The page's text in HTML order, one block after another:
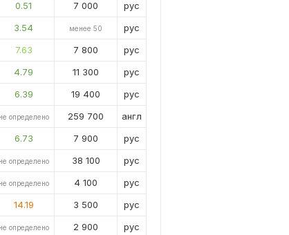
0.51 7 000
рус
3.54 менее 50
рус
7.63 7 800
рус
4.79 11 300
рус
6.39 19 400
рус
не определено 259 700
англ
6.73 7 900
рус
не определено 38 100
рус
не определено 4 100
рус
14.19 3 500
рус
не определено 2 900
рус